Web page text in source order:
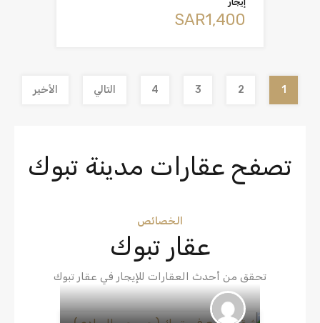
‪SAR1,400
1
2
3
4 التالي الأخير
تصفح عقارات مدينة تبوك
الخصائص
عقار تبوك
تحقق من أحدث العقارات للإيجار في عقار تبوك